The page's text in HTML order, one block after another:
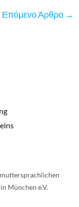
Επόμενο Άρθρο →
München e.V.